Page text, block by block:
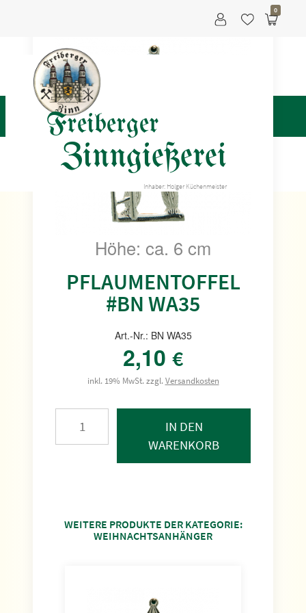
Freiberger
Zinngießerei
Inhaber: Holger Küchenmeister
0
Höhe: ca. 6 cm
PFLAUMENTOFFEL
#BN WA35
Art.-Nr.: BN WA35
2,10 €
inkl. 19% MwSt. zzgl.Versandkosten
IN DEN
WARENKORB
WEITERE PRODUKTE DER KATEGORIE:
WEIHNACHTSANHÄNGER